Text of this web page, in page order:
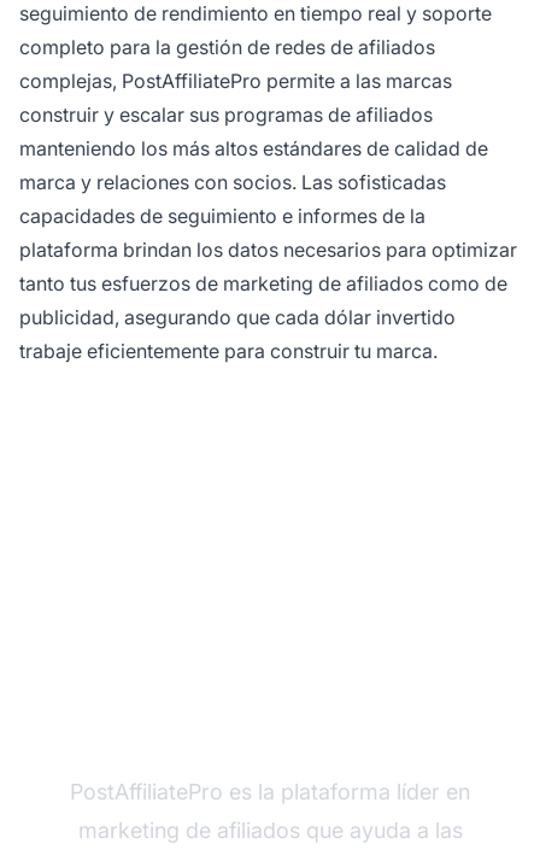
seguimiento de rendimiento en tiempo real y soporte
completo para la gestión de redes de afiliados
complejas, PostAffiliatePro permite a las marcas
construir y escalar sus programas de afiliados
manteniendo los más altos estándares de calidad de
marca y relaciones con socios. Las sofisticadas
capacidades de seguimiento e informes de la
plataforma brindan los datos necesarios para optimizar
tanto tus esfuerzos de marketing de afiliados como de
publicidad, asegurando que cada dólar invertido
trabaje eficientemente para construir tu marca.
PostAffiliatePro es la plataforma líder en
marketing de afiliados que ayuda a las